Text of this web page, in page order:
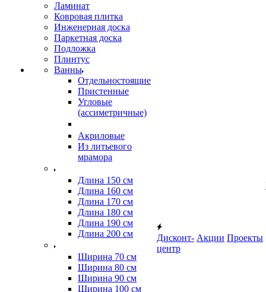
Ламинат
Ковровая плитка
Инженерная доска
Паркетная доска
Подложка
Плинтус
Ванны
Отдельностоящие
Пристенные
Угловые
(ассиметричные)
Акриловые
Из литьевого
мрамора
Длина 150 см
Длина 160 см
Длина 170 см
Длина 180 см
Длина 190 см
Длина 200 см
Ширина 70 см
Ширина 80 см
Ширина 90 см
Ширина 100 см
Дисконт-
центр
Акции Проекты